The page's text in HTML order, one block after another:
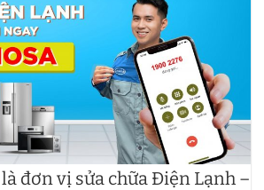
đơn vị sửa chữa Điện Lạnh –